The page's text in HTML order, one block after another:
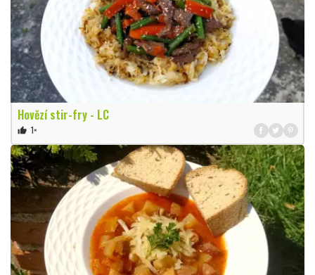
Hovězí stir-fry - LC
thumb_up 1×